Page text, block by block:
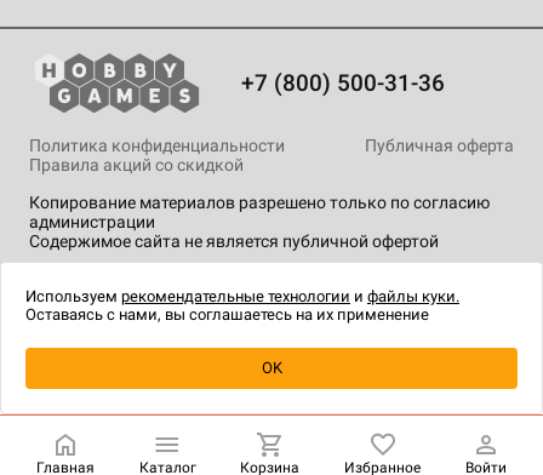
Уведомить о наличии
+7 (800) 500-31-36
Копирование материалов разрешено только по согласию
администрации
Содержимое сайта не является публичной офертой
Политика конфиденциальности
Публичная оферта
Правила акций со скидкой
технологии.
Главная Каталог Корзина Избранное Войти
Используем рекомендательные технологии и файлы куки.
Оставаясь с нами, вы соглашаетесь на их применение
OK